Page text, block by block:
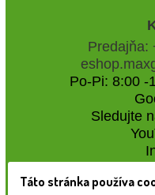
Predajňa:
Po-Pi: 8:00 -
Sledujte
Naše
Táto stránka používa